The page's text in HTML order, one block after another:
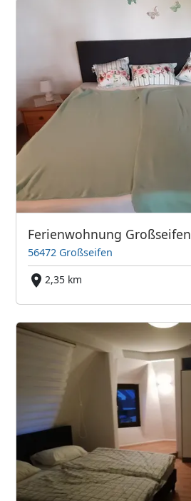
Ferienwohnung Großseifen
56472 Großseifen
2,35 km